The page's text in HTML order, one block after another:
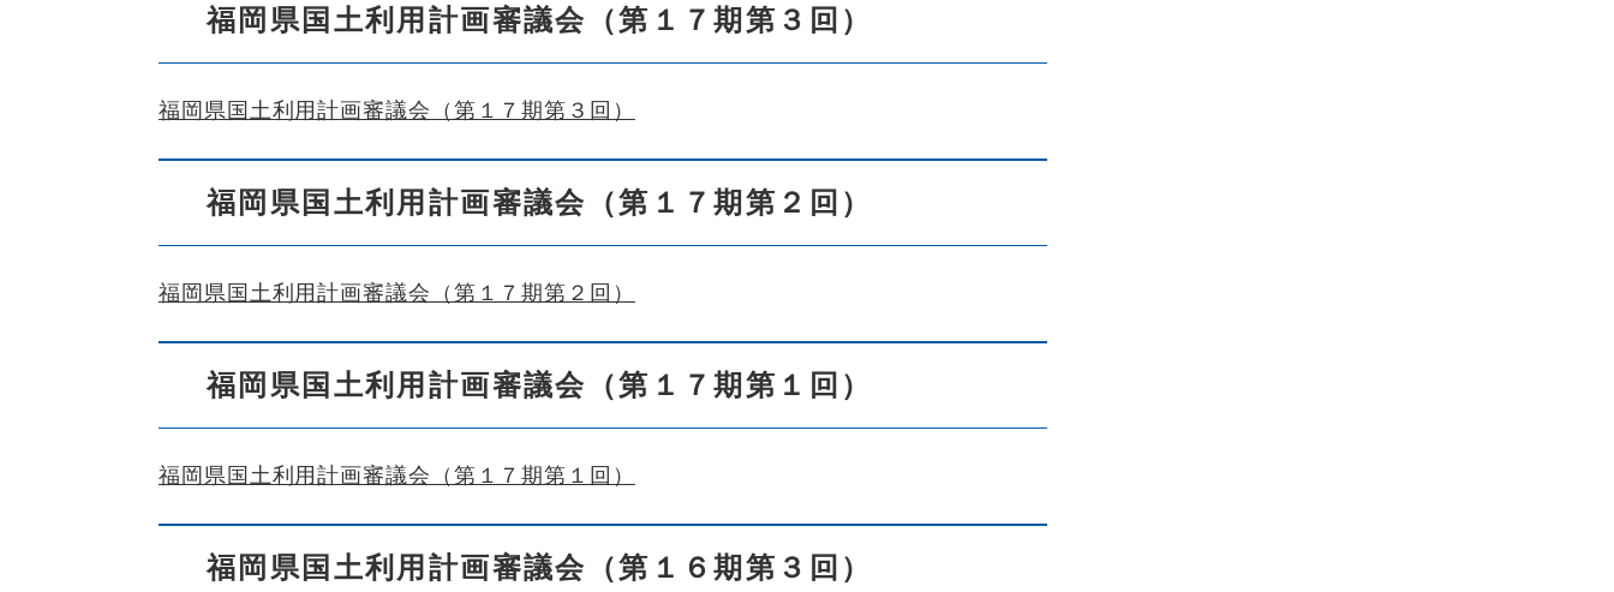
福岡県国土利用計画審議会（第１７期第３回）
福岡県国土利用計画審議会（第１７期第３回）
福岡県国土利用計画審議会（第１７期第２回）
福岡県国土利用計画審議会（第１７期第２回）
福岡県国土利用計画審議会（第１７期第１回）
福岡県国土利用計画審議会（第１７期第１回）
福岡県国土利用計画審議会（第１６期第３回）